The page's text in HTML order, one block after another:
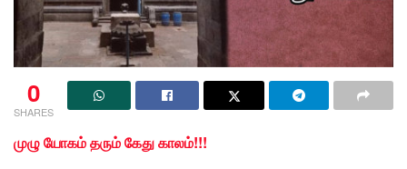
0
SHARES
முழு யோகம் தரும் கேது காலம்!!!